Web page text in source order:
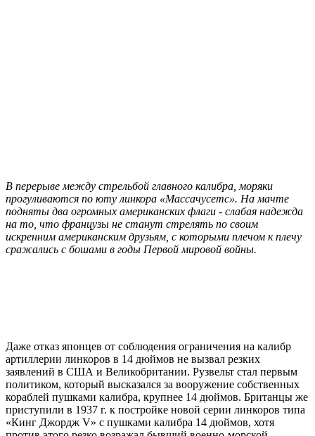
В перерыве между стрельбой главного калибра, моряки
прогуливаются по юту линкора «Массачусетс». На мачте
подняты два огромных американских флаги - слабая надежда
на то, что французы не станут стрелять по своим
искренним американским друзьям, с которыми плечом к плечу
сражались с бошами в годы Первой мировой войны.
Даже отказ японцев от соблюдения ограничения на калибр
артиллерии линкоров в 14 дюймов не вызвал резких
заявлений в США и Великобритании. Рузвельт стал первым
политиком, который высказался за вооружение собственных
кораблей пушками калибра, крупнее 14 дюймов. Британцы же
приступили в 1937 г. к постройке новой серии линкоров типа
«Кинг Джордж V» с пушками калибра 14 дюймов, хотя